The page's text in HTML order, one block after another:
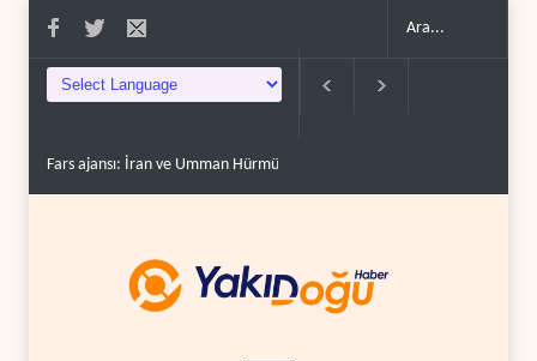
Fars ajansı: İran ve Umman Hürmüz Boğazı için geçiş..